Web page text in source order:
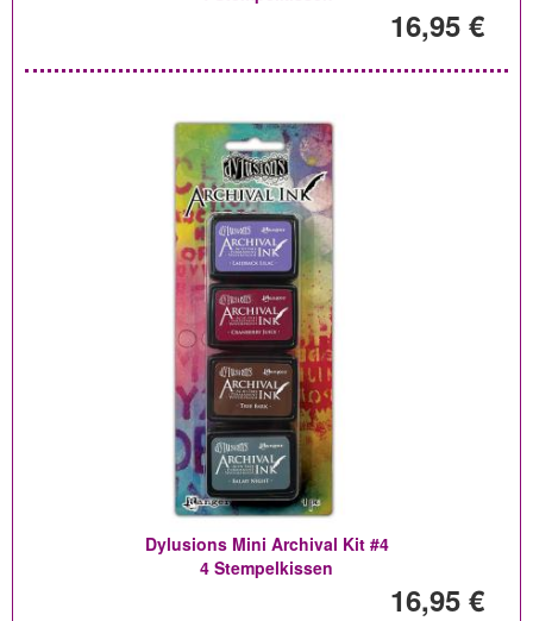
16,95 €
Dylusions Mini Archival Kit #4
4 Stempelkissen
16,95 €